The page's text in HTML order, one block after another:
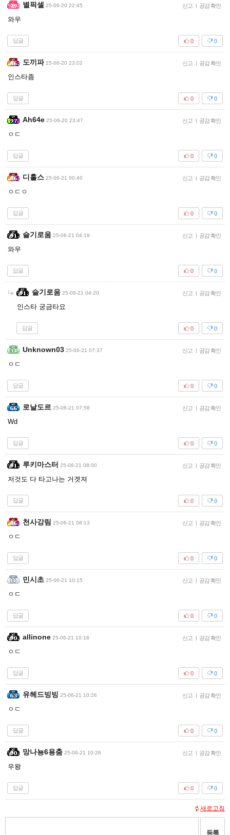
별픽셀 25-06-20 22:45 신고 공감 확인
와우
답글 0
0
도끼파 25-06-20 23:02 신고 공감 확인
인스타좀
답글 0
0
Ah64e 25-06-20 23:47 신고 공감 확인
ㅇㄷ
답글 0
0
디홀스 25-06-21 00:40 신고 공감 확인
ㅇㄷㅇ
답글 0
0
슬기로움 25-06-21 04:19 신고 공감 확인
와우
답글 0
0
슬기로움 25-06-21 04:20 신고 공감 확인
인스타 궁금타요
답글 0
0
Unknown03 25-06-21 07:37 신고 공감 확인
ㅇㄷ
답글 0
0
로날도르 25-06-21 07:58 신고 공감 확인
Wd
답글 0
0
루키마스터 25-06-21 08:00 신고 공감 확인
저것도 다 타고나는 거겟져
답글 0
0
천사강림 25-06-21 08:13 신고 공감 확인
ㅇㄷ
답글 0
0
민시초 25-06-21 10:15 신고 공감 확인
ㅇㄷ
답글 0
0
allinone 25-06-21 10:18 신고 공감 확인
ㅇㄷ
답글 0
0
유헤드빙빙 25-06-21 10:26 신고 공감 확인
ㅇㄷ
답글 0
0
망나뇽6용춤 25-06-21 10:26 신고 공감 확인
우왕
답글 0
0
새로고침
등록